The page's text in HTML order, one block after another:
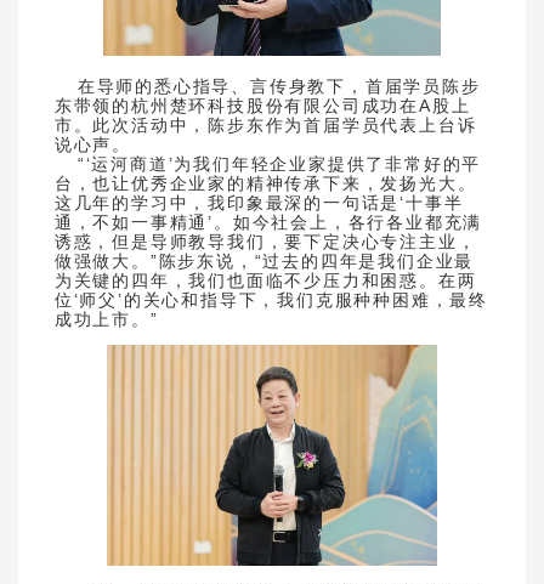
在导师的悉心指导、言传身教下，首届学员陈步
东带领的杭州楚环科技股份有限公司成功在A股上
市。此次活动中，陈步东作为首届学员代表上台诉
说心声。
“‘运河商道’为我们年轻企业家提供了非常好的平
台，也让优秀企业家的精神传承下来，发扬光大。
这几年的学习中，我印象最深的一句话是‘十事半
通，不如一事精通’。如今社会上，各行各业都充满
诱惑，但是导师教导我们，要下定决心专注主业，
做强做大。”陈步东说，“过去的四年是我们企业最
为关键的四年，我们也面临不少压力和困惑。在两
位‘师父’的关心和指导下，我们克服种种困难，最终
成功上市。”